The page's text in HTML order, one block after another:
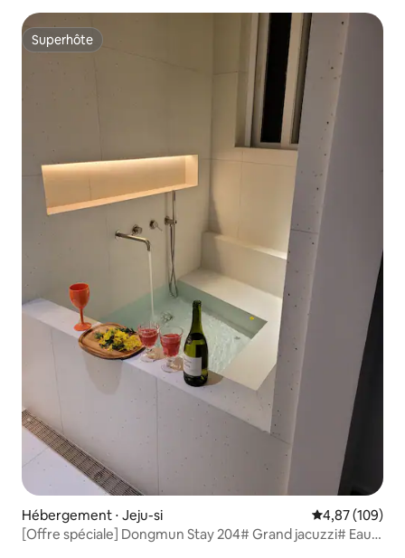
Superhôte
Superhôte
Hébergement ⋅ Jeju-si Évaluation
4,87 (109)
[Offre spéciale] Dongmun Stay 204# Grand jacuzzi# Eau